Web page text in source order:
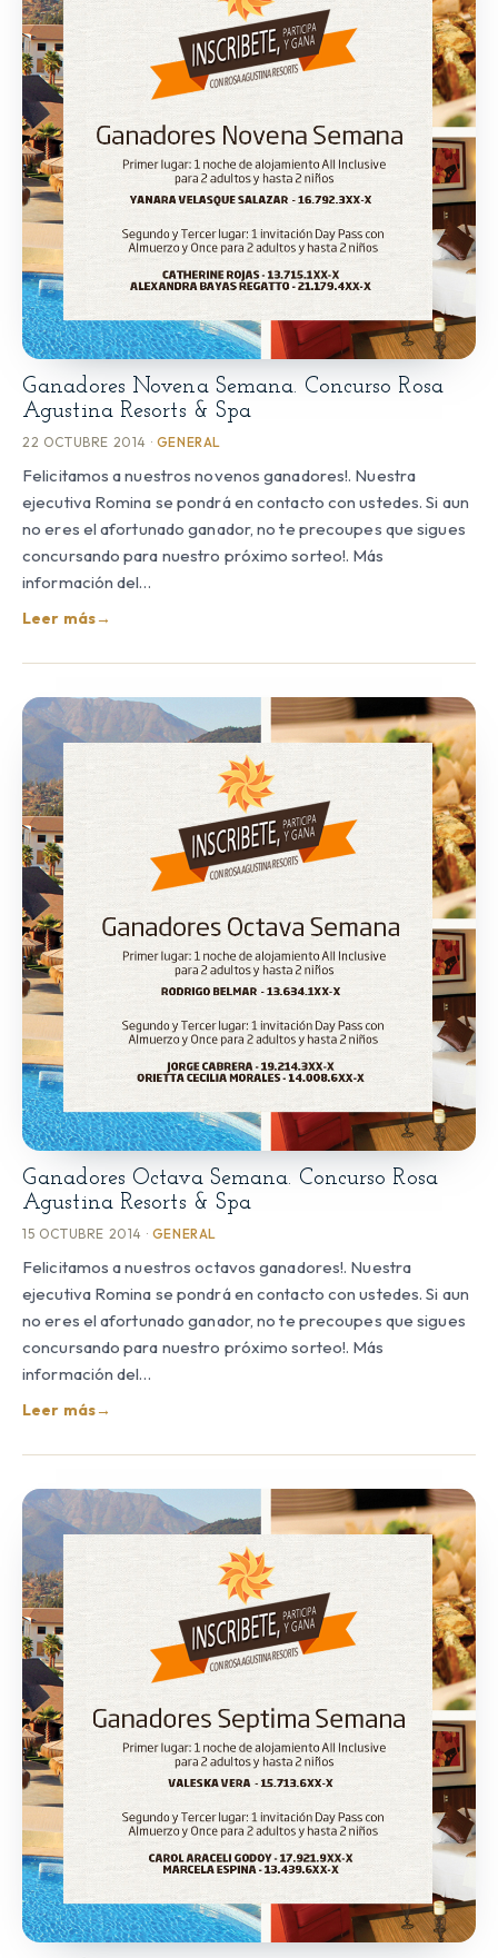
Ganadores Novena Semana. Concurso Rosa
Agustina Resorts & Spa
22 OCTUBRE 2014 · GENERAL
Felicitamos a nuestros novenos ganadores!. Nuestra
ejecutiva Romina se pondrá en contacto con ustedes. Si aun
no eres el afortunado ganador, no te precoupes que sigues
concursando para nuestro próximo sorteo!. Más
información del…
Leer más→
Ganadores Octava Semana. Concurso Rosa
Agustina Resorts & Spa
15 OCTUBRE 2014 · GENERAL
Felicitamos a nuestros octavos ganadores!. Nuestra
ejecutiva Romina se pondrá en contacto con ustedes. Si aun
no eres el afortunado ganador, no te precoupes que sigues
concursando para nuestro próximo sorteo!. Más
información del…
Leer más→